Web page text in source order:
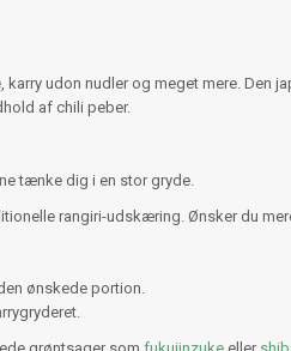
udon nudler og meget mere. Den
af chili peber.
tænke dig i en stor gryde.
rangiri-udskæring. Ønsker du
ønskede portion.